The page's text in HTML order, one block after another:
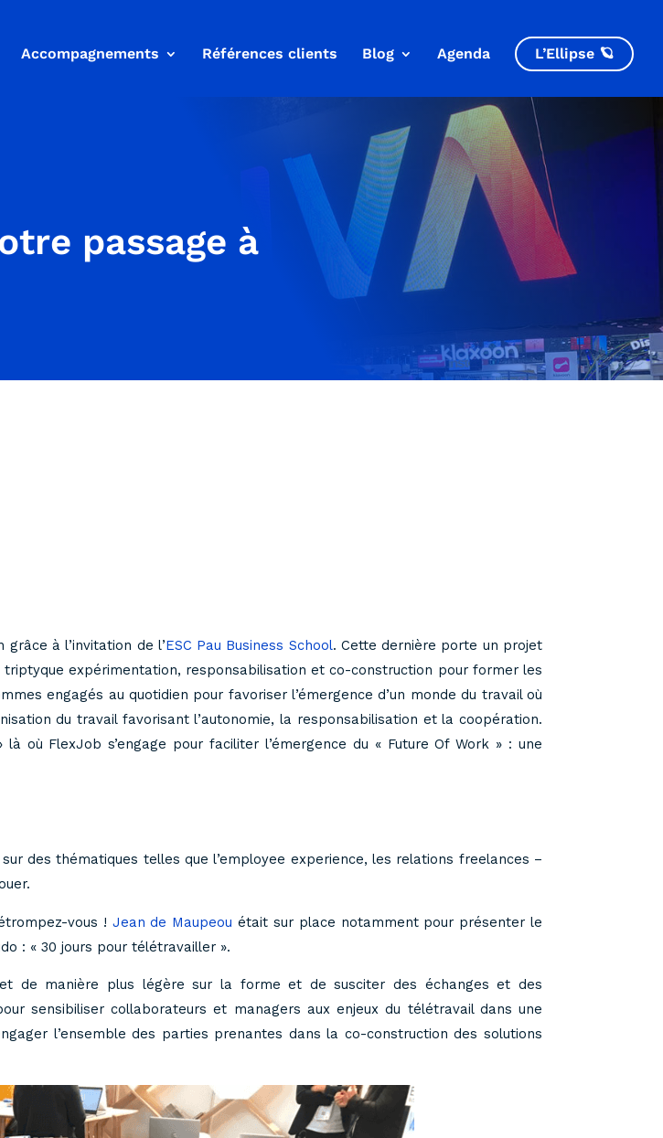
Accompagnements Références clients Blog Agenda L’Ellipse 🪐
passage à
à l’invitation de l’ESC Pau Business School. Cette dernière porte un projet
expérimentation, responsabilisation et co-construction pour former les
engagés au quotidien pour favoriser l’émergence d’un monde du travail où
du travail favorisant l’autonomie, la responsabilisation et la coopération.
là où FlexJob s’engage pour faciliter l’émergence du « Future Of Work » : une
des thématiques telles que l’employee experience, les relations freelances –
vous ! Jean de Maupeou était sur place notamment pour présenter le
: « 30 jours pour télétravailler ».
de manière plus légère sur la forme et de susciter des échanges et des
sensibiliser collaborateurs et managers aux enjeux du télétravail dans une
l’ensemble des parties prenantes dans la co-construction des solutions